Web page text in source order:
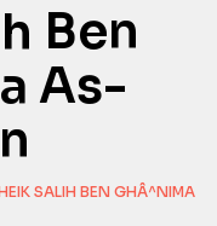
Ben
As-
SALIH BEN GHÂ^NIMA